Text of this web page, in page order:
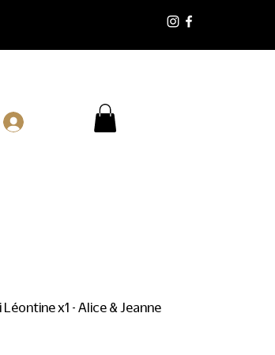
Léontine x1 - Alice & Jeanne